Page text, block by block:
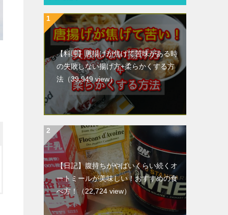
【料理】唐揚げが焦げて苦味がある時
の失敗しない揚げ方+柔らかくする方
法 （39,949 view）
【日記】腹持ちがやばいくらい続くオ
ートミールが美味しい！おすすめの食
べ方！ （22,724 view）